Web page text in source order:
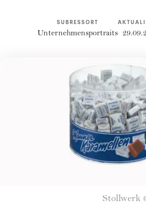
SUBRESSORT
Unternehmensportraits
Stollwerk